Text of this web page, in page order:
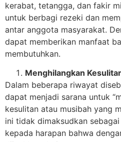
kerabat, tetangga, dan fakir
untuk berbagi rezeki dan
antar anggota masyarakat.
dapat memberikan manfaat
membutuhkan.
Menghilangkan
Dalam beberapa riwayat
dapat menjadi sarana untuk
kesulitan atau musibah yang
ini tidak dimaksudkan
kepada harapan bahwa